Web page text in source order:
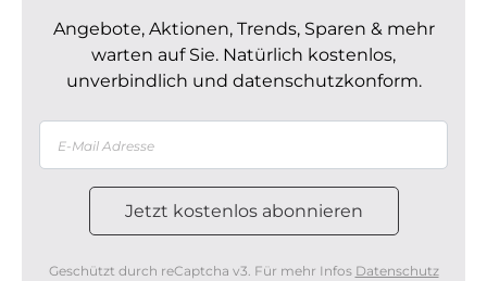
Angebote, Aktionen, Trends, Sparen & mehr
warten auf Sie. Natürlich kostenlos,
unverbindlich und datenschutzkonform.
Geschützt durch reCaptcha v3. Für mehr Infos Datenschutz